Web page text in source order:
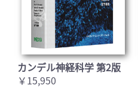
カンデル神経科学 第2版
￥15,950